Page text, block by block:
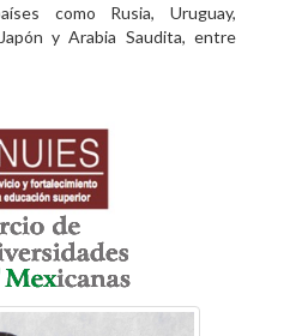
como Rusia, Uruguay,
y Arabia Saudita, entre